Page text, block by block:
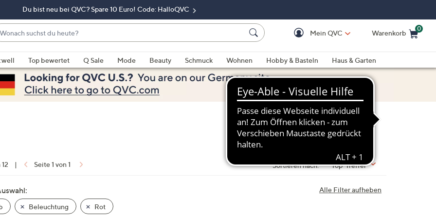
Du bist neu bei QVC? Spare 10 Euro! Code: HalloQVC
Mein QVC Warenkorb
0
Top bewertet Q Sale Mode Beauty Schmuck Wohnen Hobby & Basteln
Haus & Garten
| Seite 1 von 1 Sortieren nach: Top-Treffer
Alle Filter aufheben
Beleuchtung Rot